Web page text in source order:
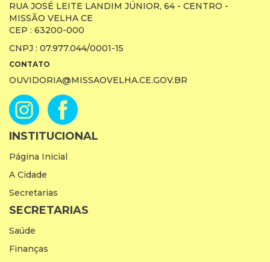
RUA JOSÉ LEITE LANDIM JÚNIOR, 64 - CENTRO -
MISSÃO VELHA CE
CEP : 63200-000
CNPJ : 07.977.044/0001-15
CONTATO
OUVIDORIA@MISSAOVELHA.CE.GOV.BR
INSTITUCIONAL
Página Inicial
A Cidade
Secretarias
SECRETARIAS
Saúde
Finanças